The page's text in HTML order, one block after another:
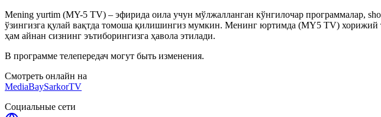
Mening yurtim (MY-5 TV) – эфирида оила учун мўлжалланган кўнгилочар программалар,
ўзингизга қулай вақтда томоша қилишингиз мумкин. Менинг юртимда (MY5 TV) хорижий
ҳам айнан сизнинг эътиборингизга ҳавола этилади.
В программе телепередач могут быть изменения.
Смотреть онлайн на
MediaBaySarkorTV
Социальные сети